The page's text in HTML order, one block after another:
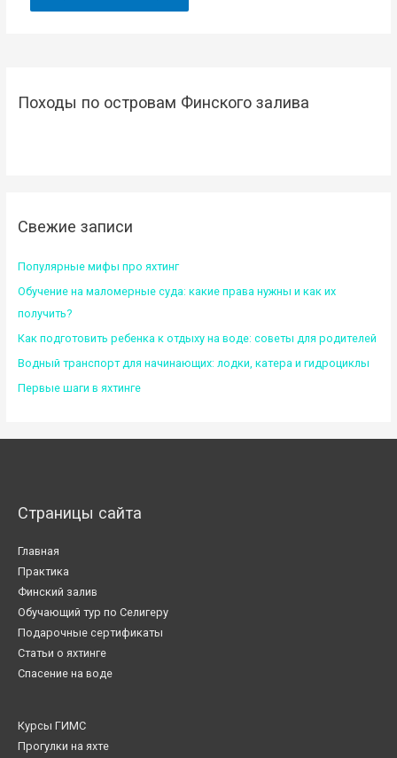
Походы по островам Финского залива
Свежие записи
Популярные мифы про яхтинг
Обучение на маломерные суда: какие права нужны и как их
получить?
Как подготовить ребенка к отдыху на воде: советы для родителей
Водный транспорт для начинающих: лодки, катера и гидроциклы
Первые шаги в яхтинге
Страницы сайта
Главная
Практика
Финский залив
Обучающий тур по Селигеру
Подарочные сертификаты
Статьи о яхтинге
Спасение на воде
Курсы ГИМС
Прогулки на яхте